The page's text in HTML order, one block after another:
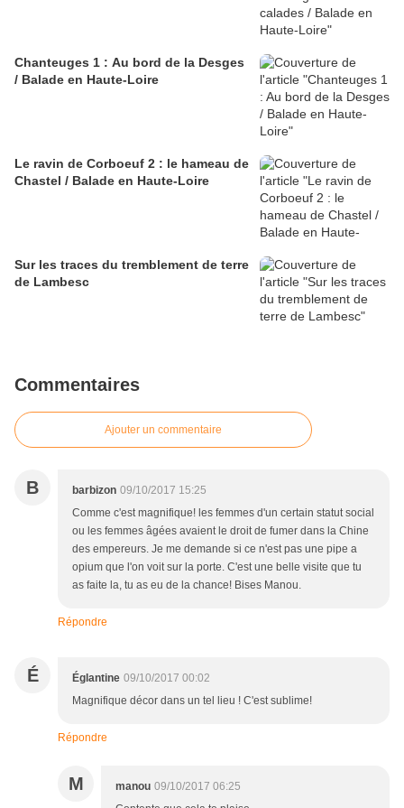
Chanteuges 1 : Au bord de la Desges
/ Balade en Haute-Loire
Le ravin de Corboeuf 2 : le hameau de
Chastel / Balade en Haute-Loire
Sur les traces du tremblement de terre
de Lambesc
Commentaires
Ajouter un commentaire
B barbizon 09/10/2017 15:25
Comme c'est magnifique! les femmes d'un certain statut social
ou les femmes âgées avaient le droit de fumer dans la Chine
des empereurs. Je me demande si ce n'est pas une pipe a
opium que l'on voit sur la porte. C'est une belle visite que tu
as faite la, tu as eu de la chance! Bises Manou.
Répondre
É Églantine 09/10/2017 00:02
Magnifique décor dans un tel lieu ! C'est sublime!
Répondre
M manou 09/10/2017 06:25